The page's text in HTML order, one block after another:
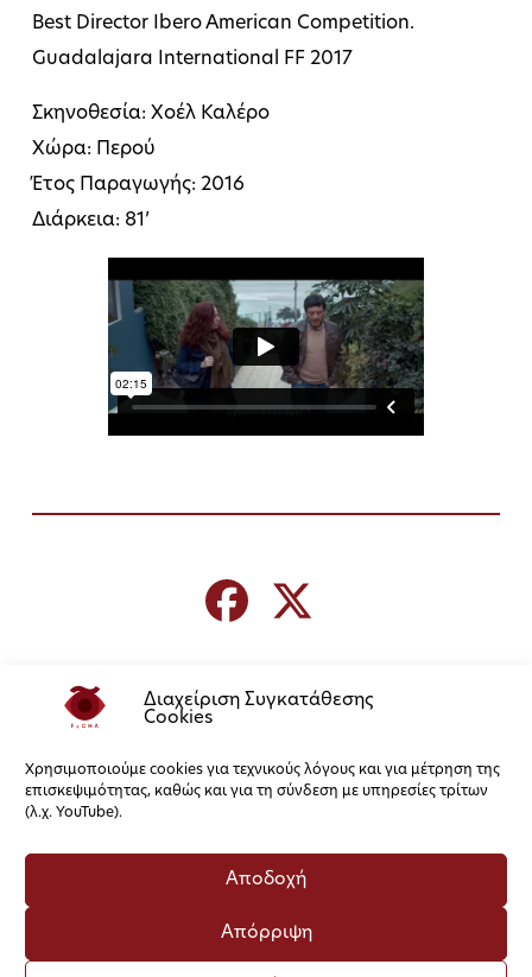
Διαχείριση Συγκατάθεσης
Cookies
Χρησιμοποιούμε cookies για τεχνικούς λόγους και για μέτρηση της
επισκεψιμότητας, καθώς και για τη σύνδεση με υπηρεσίες τρίτων
(λ.χ. YouTube).
Αποδοχή
Απόρριψη
Best Director Ibero American Competition.
Guadalajara International FF 2017
Σκηνοθεσία: Χοέλ Καλέρο
Χώρα: Περού
Έτος Παραγωγής: 2016
Διάρκεια: 81’